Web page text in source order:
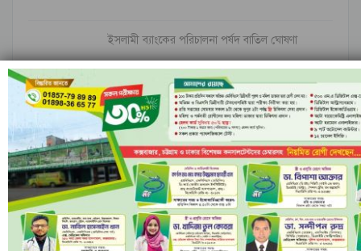
ইসলামী ব্যাংকের পরিচালনা পর্ষদ বাতিল ঘোষণা
নীল ঢেউয়ের জোয়ারে গোল করে ইতিহাস কুরাসাওয়ের
রাঙামাটির বরকলে নৌকাডুবি, নিখোঁজ ১